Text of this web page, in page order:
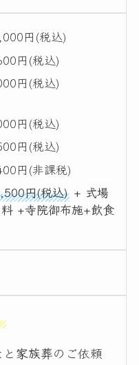
円(税込)
円(税込)
円(税込)
円(税込)
円(税込)
円(非課税)
円(税込)+ 式場
+寺院御布施+飲食
家族葬のご依頼